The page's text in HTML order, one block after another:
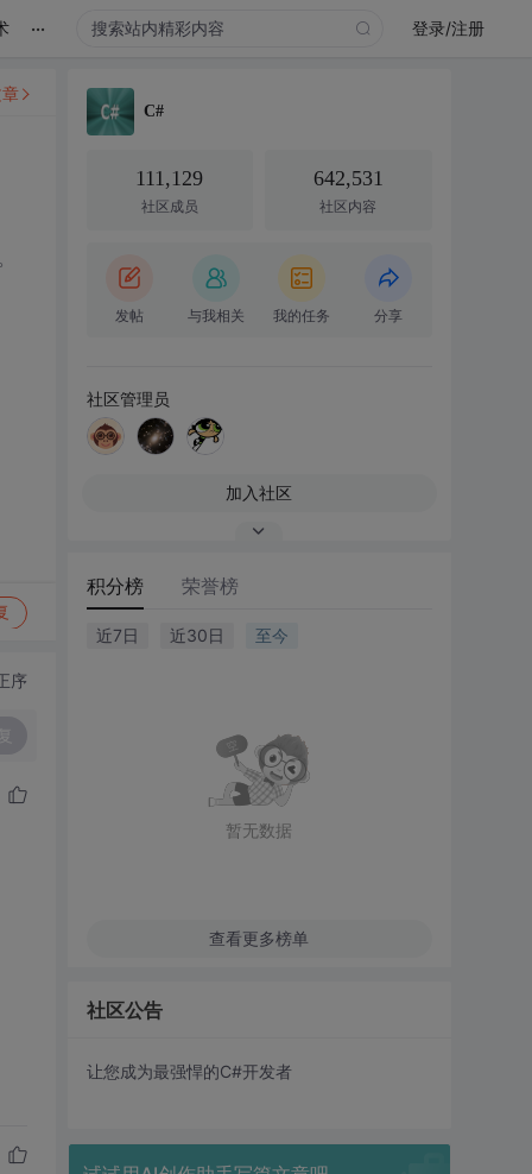
... 登录/注册
序
C#
111,129
社区成员
642,531
社区内容
发帖 与我相关 我的任务 分享
社区管理员
加入社区
积分榜 荣誉榜
近7日 近30日 至今
暂无数据
查看更多榜单
社区公告
让您成为最强悍的C#开发者